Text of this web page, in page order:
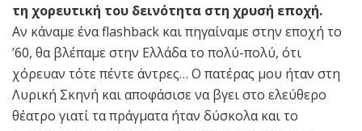
τη χορευτική του δεινότητα στη χρυσή εποχή.
Αν κάναμε ένα flashback και πηγαίναμε στην εποχή το
’60, θα βλέπαμε στην Ελλάδα το πολύ-πολύ, ότι
χόρευαν τότε πέντε άντρες… Ο πατέρας μου ήταν στη
Λυρική Σκηνή και αποφάσισε να βγει στο ελεύθερο
θέατρο γιατί τα πράγματα ήταν δύσκολα και το